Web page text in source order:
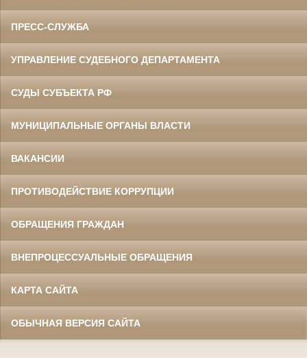
ПРЕСС-СЛУЖБА
УПРАВЛЕНИЕ СУДЕБНОГО ДЕПАРТАМЕНТА
СУДЫ СУБЪЕКТА РФ
МУНИЦИПАЛЬНЫЕ ОРГАНЫ ВЛАСТИ
ВАКАНСИИ
ПРОТИВОДЕЙСТВИЕ КОРРУПЦИИ
ОБРАЩЕНИЯ ГРАЖДАН
ВНЕПРОЦЕССУАЛЬНЫЕ ОБРАЩЕНИЯ
КАРТА САЙТА
ОБЫЧНАЯ ВЕРСИЯ САЙТА